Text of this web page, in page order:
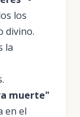
los
divino.
la
muerte"
en el